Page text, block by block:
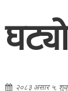
२०८३ असार ५,